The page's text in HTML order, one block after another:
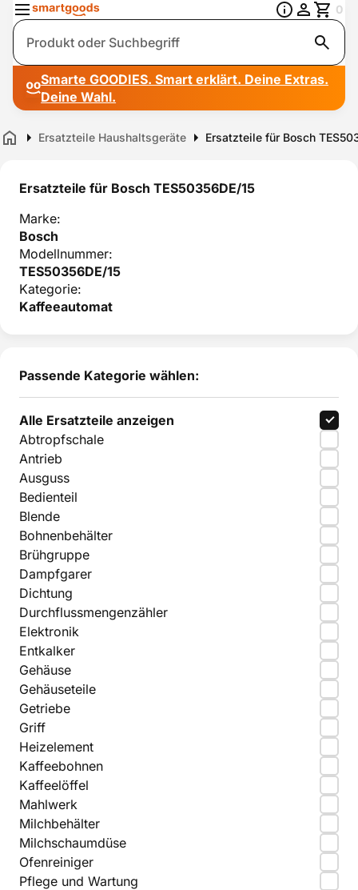
Suche
0
Smarte GOODIES. Smart erklärt. Deine Extras.
Deine Wahl.
Home Ersatzteile Haushaltsgeräte Ersatzteile für Bosch
Ersatzteile für Bosch TES50356DE/15
Marke:
Bosch
Modellnummer:
TES50356DE/15
Kategorie:
Kaffeeautomat
Passende Kategorie wählen:
Alle Ersatzteile anzeigen
Abtropfschale
Antrieb
Ausguss
Bedienteil
Blende
Bohnenbehälter
Brühgruppe
Dampfgarer
Dichtung
Durchflussmengenzähler
Elektronik
Entkalker
Gehäuse
Gehäuseteile
Getriebe
Griff
Heizelement
Kaffeebohnen
Kaffeelöffel
Mahlwerk
Milchbehälter
Milchschaumdüse
Ofenreiniger
Pflege und Wartung